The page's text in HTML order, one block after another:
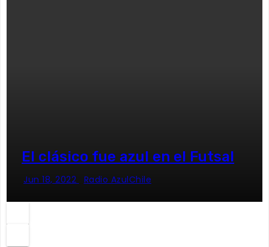
El clásico fue azul en el Futsal
Jun 18, 2022 Radio AzulChile